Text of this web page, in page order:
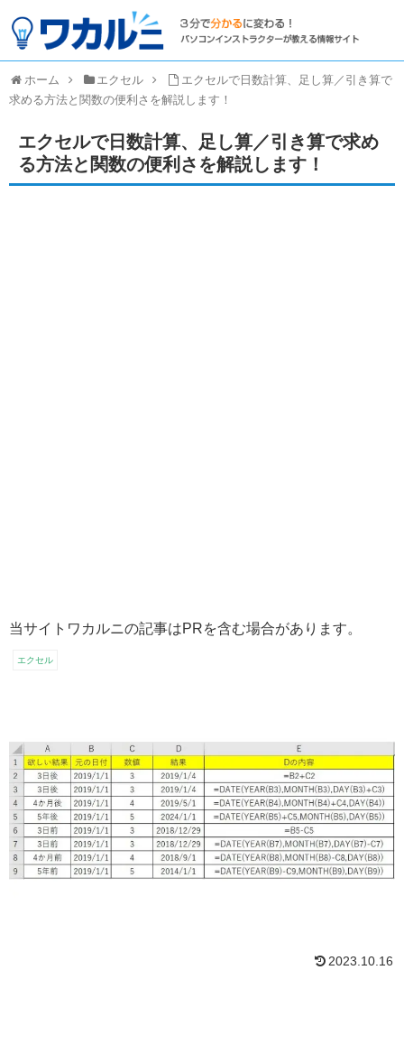
ホーム エクセル
エクセルで日数計算、足し算／引き算で
求める方法と関数の便利さを解説します！
エクセルで日数計算、足し算／引き算で求め
る方法と関数の便利さを解説します！
当サイトワカルニの記事はPRを含む場合があります。
エクセル
2023.10.16